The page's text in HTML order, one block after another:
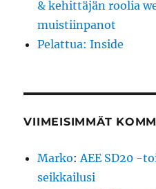
& kehittäjän roolia
muistiinpanot
Pelattua: Inside
VIIMEISIMMÄT
Marko:AEE SD20 -
seikkailusi